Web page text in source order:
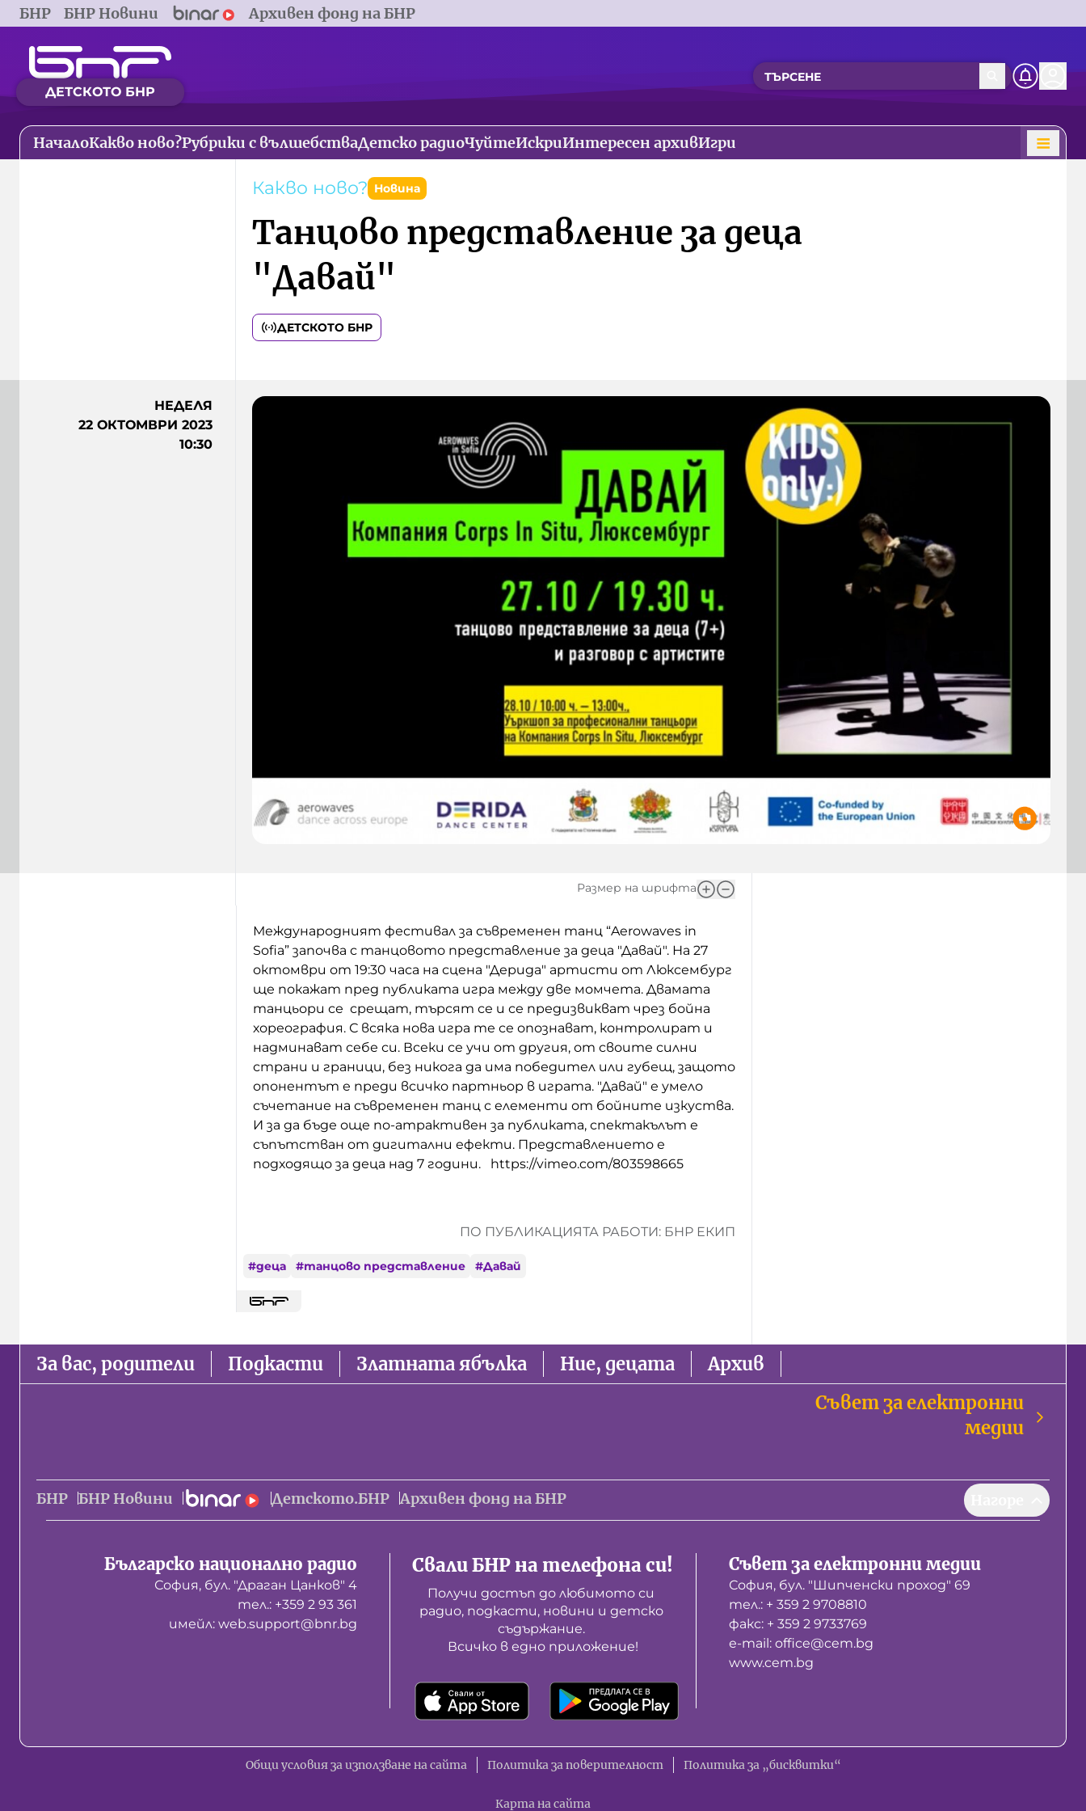
БНР БНР Новини Архивен фонд на БНР
ДЕТСКОТО БНР
НачалоКакво ново?Рубрики с вълшебстваДетско радиоЧуйтеИскриИнтересен архивИгри
Какво ново? Новина
Танцово представление за деца
"Давай"
ДЕТСКОТО БНР
НЕДЕЛЯ
22 ОКТОМВРИ 2023
10:30
Размер на шрифта
Международният фестивал за съвременен танц “Aerowaves in
Sofia” започва с танцовото представление за деца "Давай". На 27
октомври от 19:30 часа на сцена "Дерида" артисти от Люксембург
ще покажат пред публиката игра между две момчета. Двамата
танцьори се срещат, търсят се и се предизвикват чрез бойна
хореография. С всяка нова игра те се опознават, контролират и
надминават себе си. Всеки се учи от другия, от своите силни
страни и граници, без никога да има победител или губещ, защото
опонентът е преди всичко партньор в играта. "Давай" е умело
съчетание на съвременен танц с елементи от бойните изкуства.
И за да бъде още по-атрактивен за публиката, спектакълът е
съпътстван от дигитални ефекти. Представлението е
подходящо за деца над 7 години. https://vimeo.com/803598665
ПО ПУБЛИКАЦИЯТА РАБОТИ: БНР ЕКИП
#деца #танцово представление #Давай
За вас, родители Подкасти Златната ябълка Ние, децата
Архив
Съвет за електронни
медии
БНР БНР Новини Детското.БНР Архивен фонд на БНР
Българско национално радио
София, бул. "Драган Цанков" 4
тел.: +359 2 93 361
имейл: web.support@bnr.bg
Свали БНР на телефона си!
Получи достъп до любимото си
радио, подкасти, новини и детско
съдържание.
Всичко в едно приложение!
Съвет за електронни медии
София, бул. "Шипченски проход" 69
тел.: + 359 2 9708810
факс: + 359 2 9733769
е-mail: office@cem.bg
www.cem.bg
Общи условия за използване на сайта Политика за поверителност Политика за „бисквитки“
Карта на сайта